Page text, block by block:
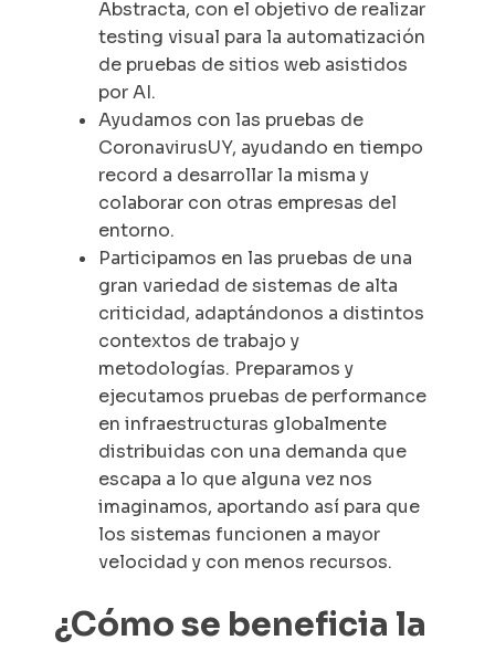
Abstracta, con el objetivo de realizar
testing visual para la automatización
de pruebas de sitios web asistidos
por AI.
Ayudamos con las pruebas de
CoronavirusUY, ayudando en tiempo
record a desarrollar la misma y
colaborar con otras empresas del
entorno.
Participamos en las pruebas de una
gran variedad de sistemas de alta
criticidad, adaptándonos a distintos
contextos de trabajo y
metodologías. Preparamos y
ejecutamos pruebas de performance
en infraestructuras globalmente
distribuidas con una demanda que
escapa a lo que alguna vez nos
imaginamos, aportando así para que
los sistemas funcionen a mayor
velocidad y con menos recursos.
¿Cómo se beneficia la